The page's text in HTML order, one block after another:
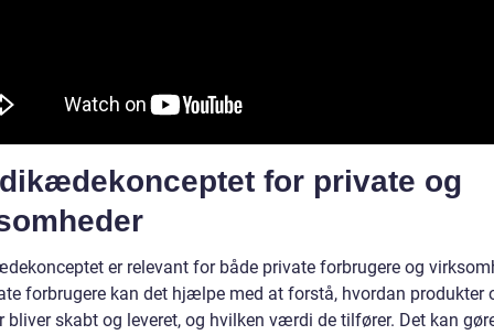
for private og
er relevant for både private forbrugere og
forbrugere kan det hjælpe med at forstå, hvordan produkter
bliver skabt og leveret, og hvilken værdi de tilfører. Det kan